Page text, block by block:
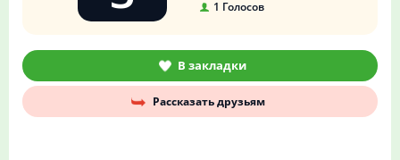
1 Голосов
В закладки
Рассказать друзьям